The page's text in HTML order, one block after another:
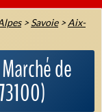
>Savoie>Aix-
de